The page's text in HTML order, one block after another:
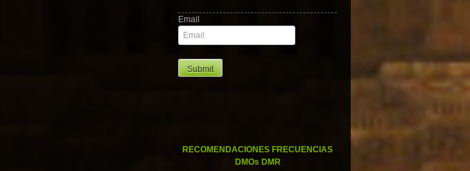
Email
RECOMENDACIONES FRECUENCIAS
DMOs DMR